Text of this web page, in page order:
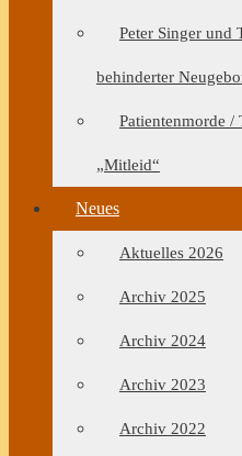
Peter Singer und
behinderter
Patientenmorde /
„Mitleid“
Neues
Aktuelles 2026
Archiv 2025
Archiv 2024
Archiv 2023
Archiv 2022